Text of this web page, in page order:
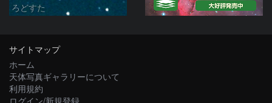
ろどすた
サイトマップ
ホーム
天体写真ギャラリーについて
利用規約
ログイン/新規登録